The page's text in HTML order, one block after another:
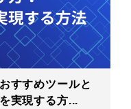
すすめツールと
実現する方...